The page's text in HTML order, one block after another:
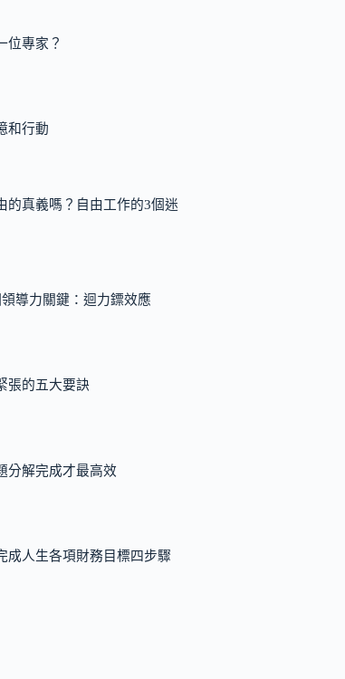
位專家？
和行動
的真義嗎？自由工作的3個迷
導力關鍵：迴力鏢效應
張的五大要訣
分解完成才最高效
成人生各項財務目標四步驟